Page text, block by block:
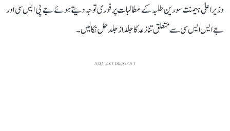
وزیر اعلیٰ ہیمنت سورین طلبہ کے مطالبات پر فوری توجہ دیتے ہوئے جے پی ایس سی اور
جے ایس ایس سی سے متعلق تنازعہ کا جلد از جلد حل نکالیں۔
ADVERTISEMENT